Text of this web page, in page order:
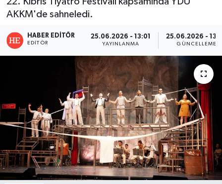
AKKM'de sahneledi.
HABER EDITÖR
EDITÖR
25.06.2026 - 13:01
YAYINLANMA
25.06.2026 -
GÜNCELLEME